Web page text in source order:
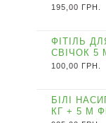
195,00 ГРН.
ФІТІЛЬ
СВІЧОК 5
100,00 ГРН.
БІЛІ
КГ + 5 М